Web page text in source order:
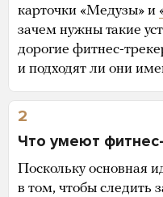
карточки «Медузы» и
зачем нужны такие
дорогие фитнес-
и подходят ли они
2
Что умеют
Поскольку основная
в том, чтобы следить